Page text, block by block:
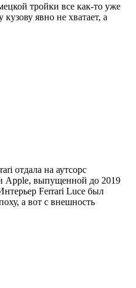
тройки все как-то уже
явно не хватает, а
отдала на аутсорс
Apple, выпущенной до 2019
Ferrari Luce был
а вот с внешность